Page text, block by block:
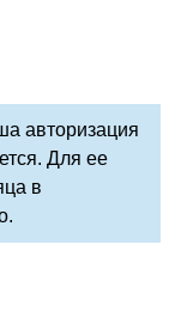
авторизация
Для ее
в